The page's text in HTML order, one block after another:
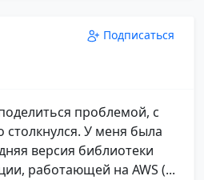
Подписаться
проблемой, с
столкнулся. У меня была
версия библиотеки
работающей на AWS (...